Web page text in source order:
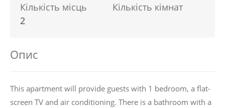
Кількість місць
2
Кількість кімнат
Опис
This apartment will provide guests with 1 bedroom, a flat-
screen TV and air conditioning. There is a bathroom with a